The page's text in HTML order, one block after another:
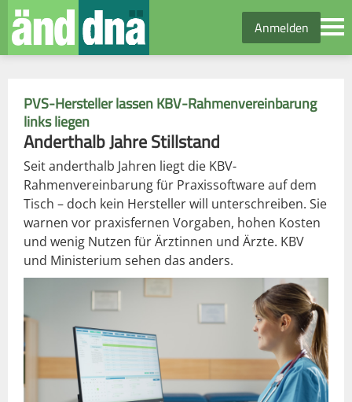
Anmelden
PVS-Hersteller lassen KBV-Rahmenvereinbarung
links liegen
Anderthalb Jahre Stillstand
Seit anderthalb Jahren liegt die KBV-
Rahmenvereinbarung für Praxissoftware auf dem
Tisch – doch kein Hersteller will unterschreiben. Sie
warnen vor praxisfernen Vorgaben, hohen Kosten
und wenig Nutzen für Ärztinnen und Ärzte. KBV
und Ministerium sehen das anders.